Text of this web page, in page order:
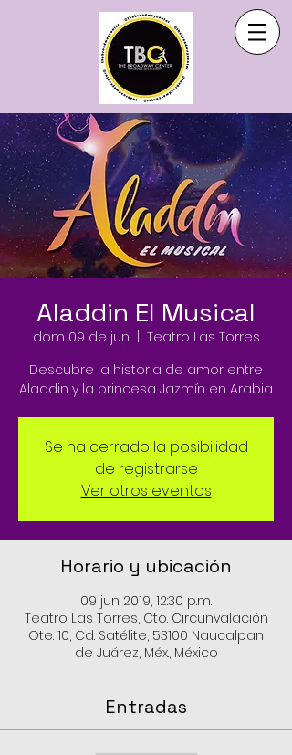
Aladdin El Musical
dom 09 de jun
Teatro Las Torres
Descubre la historia de amor entre
Aladdin y la princesa Jazmín en Arabia.
Se ha cerrado la posibilidad
de registrarse
Ver otros eventos
Horario y ubicación
09 jun 2019, 12:30 p.m.
Teatro Las Torres, Cto. Circunvalación
Ote. 10, Cd. Satélite, 53100 Naucalpan
de Juárez, Méx., México
Entradas